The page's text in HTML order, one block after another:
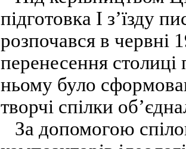
підготовка І з’їзду
розпочався в червні
перенесення
ньому було
творчі спілки
За допомогою